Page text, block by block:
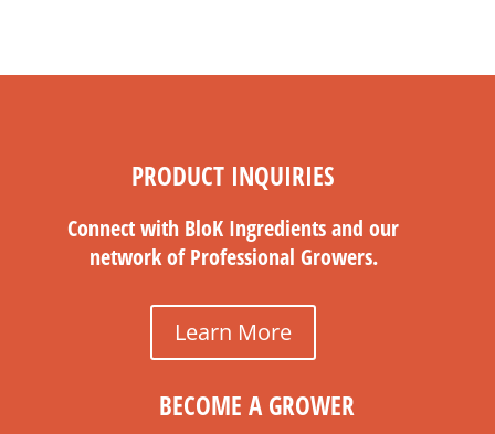
PRODUCT INQUIRIES
Connect with BloK Ingredients and our
network of Professional Growers.
Learn More
BECOME A GROWER